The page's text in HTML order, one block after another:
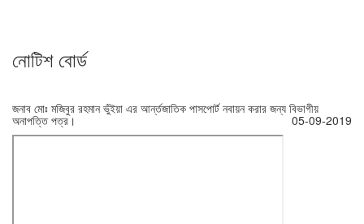
নোটিশ বোর্ড
জনাব মোঃ মজিবুর রহমান ভুঁইয়া এর আর্ন্তজাতিক পাসপোর্ট নবায়ন করার জন্য বিভাগীয়
অনাপত্তি পত্র। 05-09-2019